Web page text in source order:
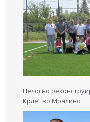
Целосно
Крле“ во Мралино